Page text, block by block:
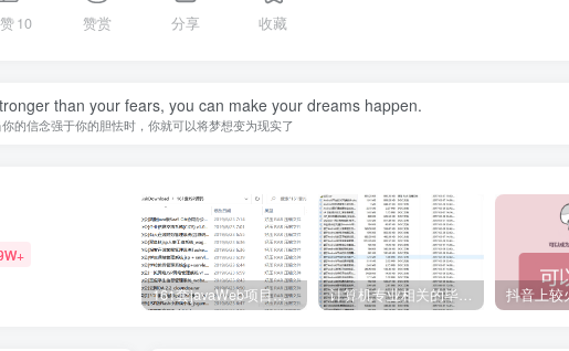
10 赞赏 分享 收藏
than your fears, you can make your dreams happen.
你的信念强于你的胆怯时，你就可以将梦想变为现实了
161套javaWeb项目源码免费分享 计算机专业相关的毕业设计论文合集免费下载